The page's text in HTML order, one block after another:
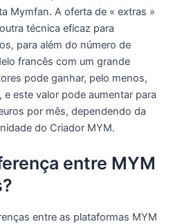
Mymfan. A oferta de « extras »
técnica eficaz para
para além do número de
francês com um grande
pode ganhar, pelo menos,
este valor pode aumentar para
por mês, dependendo da
do Criador MYM.
entre MYM
entre as plataformas MYM